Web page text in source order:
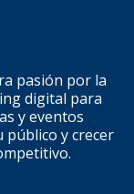
pasión por la
digital para
y eventos
público y crecer